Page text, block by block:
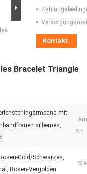
Kontakt
Bracelet Triangle
mit
silbernes,
Art:
Gold/Schwarzes,
Rosen-Vergolden